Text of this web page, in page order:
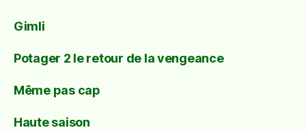
Gimli
Potager 2 le retour de la vengeance
Même pas cap
Haute saison